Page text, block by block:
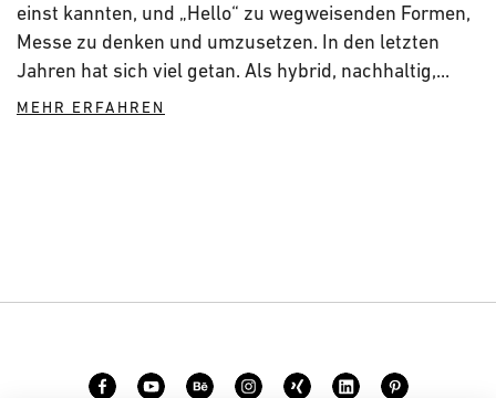
einst kannten, und „Hello“ zu wegweisenden Formen,
Messe zu denken und umzusetzen. In den letzten
Jahren hat sich viel getan. Als hybrid, nachhaltig,...
MEHR ERFAHREN